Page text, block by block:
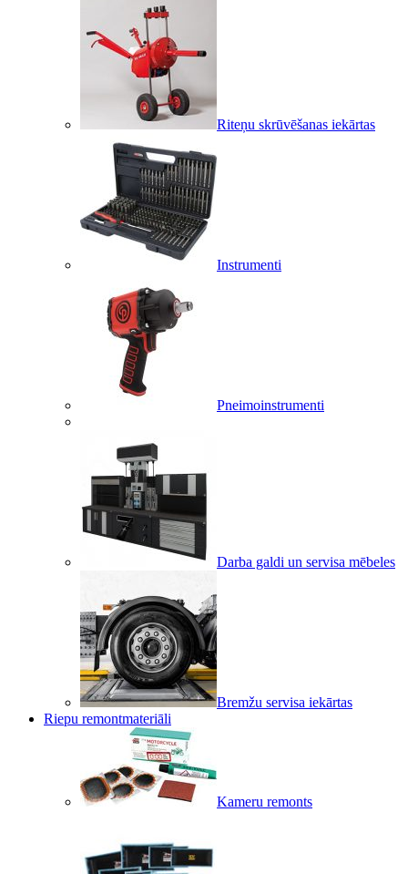
Riteņu skrūvēšanas iekārtas
Instrumenti
Pneimoinstrumenti
Darba galdi un servisa mēbeles
Bremžu servisa iekārtas
Riepu remontmateriāli
Kameru remonts